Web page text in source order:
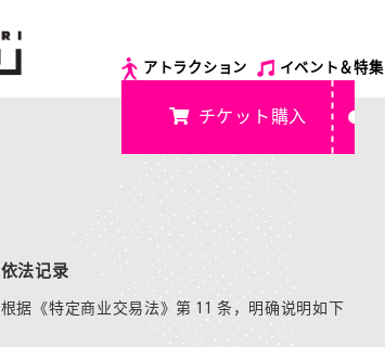
アトラクション イベント＆特集
チケット購入
依法记录
根据《特定商业交易法》第 11 条，明确说明如下